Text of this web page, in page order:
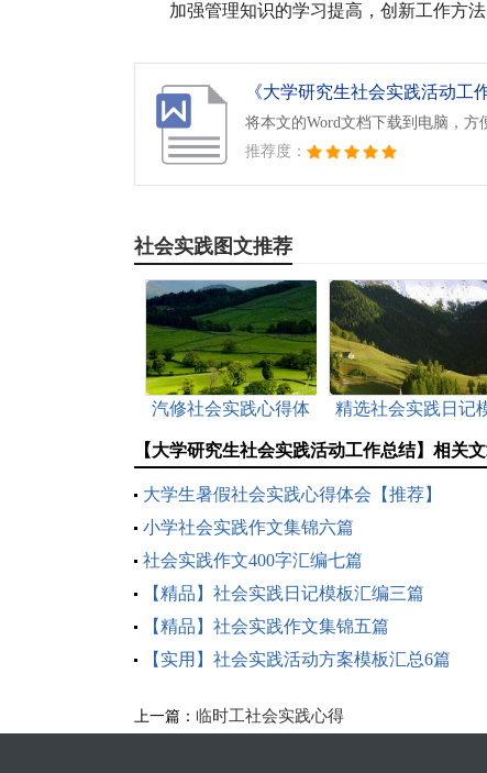
加强管理知识的学习提高，创新工作方法
《大学研究生社会实践活动工
将本文的Word文档下载到电脑，方
推荐度：
社会实践图文推荐
汽修社会实践心得体
精选社会实践日记
【大学研究生社会实践活动工作总结】相关文
大学生暑假社会实践心得体会【推荐】
小学社会实践作文集锦六篇
社会实践作文400字汇编七篇
【精品】社会实践日记模板汇编三篇
【精品】社会实践作文集锦五篇
【实用】社会实践活动方案模板汇总6篇
上一篇： 临时工社会实践心得